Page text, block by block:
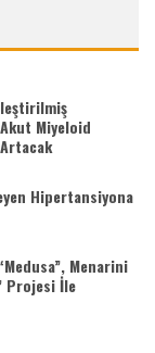
Miyeloid
Hipertansiyona
Menarini
Projesi İle